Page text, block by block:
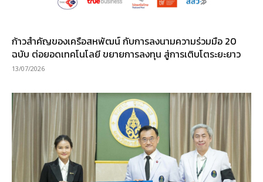
ก้าวสำคัญของเครือสหพัฒน์ กับการลงนามความร่วมมือ 20
ฉบับ ต่อยอดเทคโนโลยี ขยายการลงทุน สู่การเติบโตระยะยาว
13/07/2026